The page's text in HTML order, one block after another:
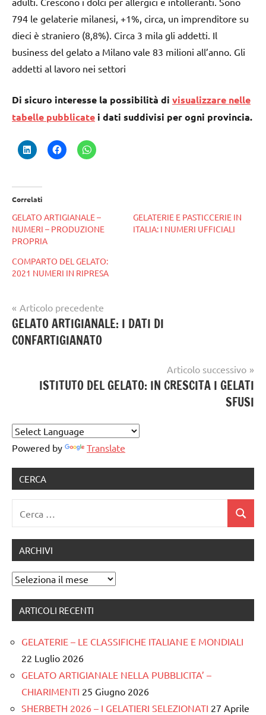
794 le gelaterie milanesi, +1%, circa, un imprenditore su
dieci è straniero (8,8%). Circa 3 mila gli addetti. Il
business del gelato a Milano vale 83 milioni all’anno. Gli
addetti al lavoro nei settori
Di sicuro interesse la possibilità di visualizzare nelle
tabelle pubblicate i dati suddivisi per ogni provincia.
Correlati
GELATO ARTIGIANALE –
NUMERI – PRODUZIONE
PROPRIA
GELATERIE E PASTICCERIE IN
ITALIA: I NUMERI UFFICIALI
COMPARTO DEL GELATO:
2021 NUMERI IN RIPRESA
gelatieri,
gelato,
gelataio
gelato
Navigazione
articoli
Articolo precedente
GELATO ARTIGIANALE: I DATI DI
CONFARTIGIANATO
Articolo successivo
ISTITUTO DEL GELATO: IN CRESCITA I GELATI
SFUSI
Powered by Translate
CERCA
per:
Cerca
ARCHIVI
Archivi
ARTICOLI RECENTI
GELATERIE – LE CLASSIFICHE ITALIANE E MONDIALI
22 Luglio 2026
GELATO ARTIGIANALE NELLA PUBBLICITA’ –
CHIARIMENTI 25 Giugno 2026
SHERBETH 2026 – I GELATIERI SELEZIONATI 27 Aprile